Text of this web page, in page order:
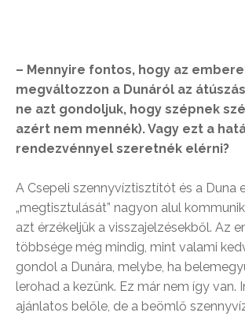
– Mennyire fontos, hogy az
megváltozzon a Dunáról az
ne azt gondoljuk, hogy szépnek
azért nem mennék). Vagy ezt a
rendezvénnyel szeretnék elérni?
A Csepeli szennyvíztisztítót és a Duna
„megtisztulását” nagyon alul
azt érzékeljük a visszajelzésekből. Az
többsége még mindig, mint valami
gondol a Dunára, melybe, ha
lerohad a kezünk. Ez már nem így van.
ajánlatos belőle, de a beömlő